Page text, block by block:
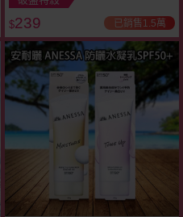
$239 已銷售1.5萬